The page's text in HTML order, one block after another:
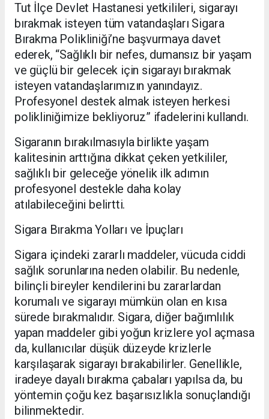
Tut İlçe Devlet Hastanesi yetkilileri, sigarayı
bırakmak isteyen tüm vatandaşları Sigara
Bırakma Polikliniği’ne başvurmaya davet
ederek, “Sağlıklı bir nefes, dumansız bir yaşam
ve güçlü bir gelecek için sigarayı bırakmak
isteyen vatandaşlarımızın yanındayız.
Profesyonel destek almak isteyen herkesi
polikliniğimize bekliyoruz” ifadelerini kullandı.
Sigaranın bırakılmasıyla birlikte yaşam
kalitesinin arttığına dikkat çeken yetkililer,
sağlıklı bir geleceğe yönelik ilk adımın
profesyonel destekle daha kolay
atılabileceğini belirtti.
Sigara Bırakma Yolları ve İpuçları
Sigara içindeki zararlı maddeler, vücuda ciddi
sağlık sorunlarına neden olabilir. Bu nedenle,
bilinçli bireyler kendilerini bu zararlardan
korumalı ve sigarayı mümkün olan en kısa
sürede bırakmalıdır. Sigara, diğer bağımlılık
yapan maddeler gibi yoğun krizlere yol açmasa
da, kullanıcılar düşük düzeyde krizlerle
karşılaşarak sigarayı bırakabilirler. Genellikle,
iradeye dayalı bırakma çabaları yapılsa da, bu
yöntemin çoğu kez başarısızlıkla sonuçlandığı
bilinmektedir.